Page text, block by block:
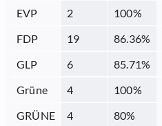
EVP 2 100%
FDP
19 86.36%
GLP
6 85.71%
Grüne
4 100%
GRÜNE
4 80%